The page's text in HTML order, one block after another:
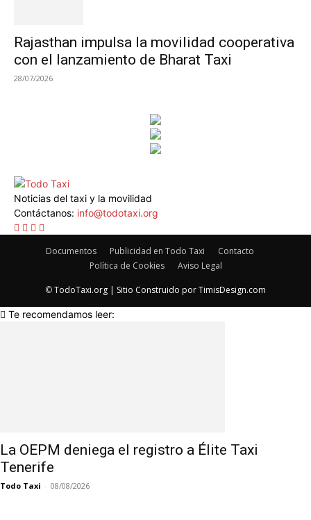
Rajasthan impulsa la movilidad cooperativa
con el lanzamiento de Bharat Taxi
28/07/2026
Noticias del taxi y la movilidad
Contáctanos: info@todotaxi.org
Documentos Publicidad en Todo Taxi
Contacto
Política de Cookies
Aviso Legal
©TodoTaxi.org | Sitio Construido porTimisDesign.com
Te recomendamos leer:
La OEPM deniega el registro a Élite Taxi
Tenerife
Todo Taxi - 08/08/2026